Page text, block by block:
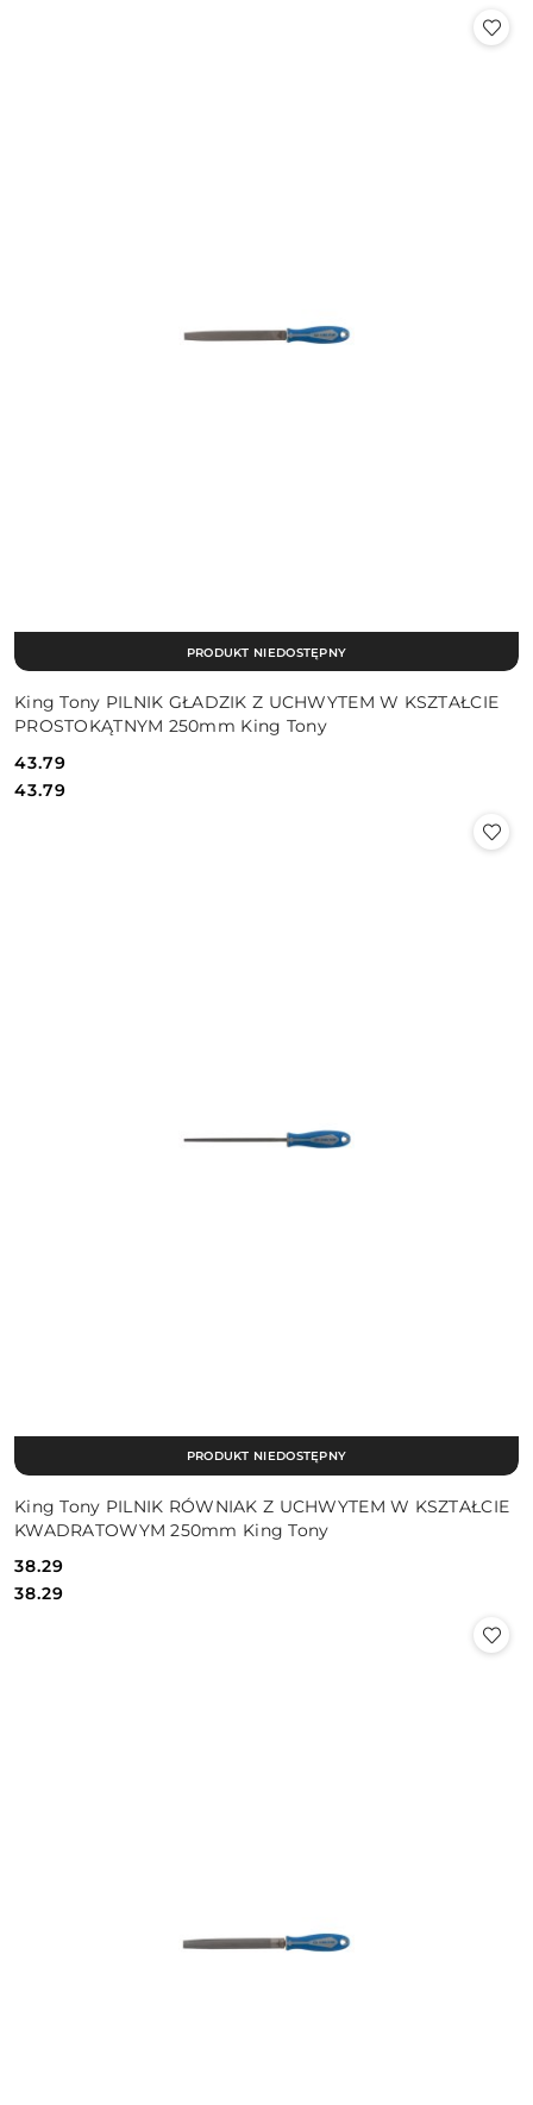
King Tony PILNIK GŁADZIK Z UCHWYTEM W KSZTAŁCIE
PROSTOKĄTNYM 250mm King Tony
Cena:
43.79
Cena:
43.79
PRODUKT NIEDOSTĘPNY
King Tony PILNIK RÓWNIAK Z UCHWYTEM W KSZTAŁCIE
KWADRATOWYM 250mm King Tony
Cena:
38.29
Cena:
38.29
PRODUKT NIEDOSTĘPNY